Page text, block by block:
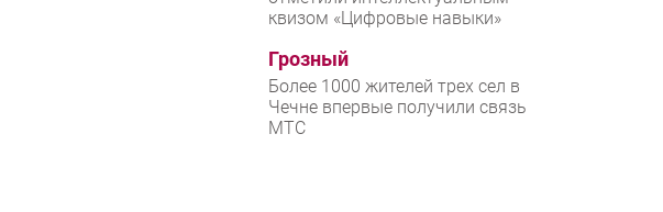
квизом «Цифровые навыки»
Грозный
Более 1000 жителей трех сел в
Чечне впервые получили связь
МТС